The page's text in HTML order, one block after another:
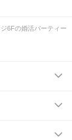
6Fの婚活パーティー